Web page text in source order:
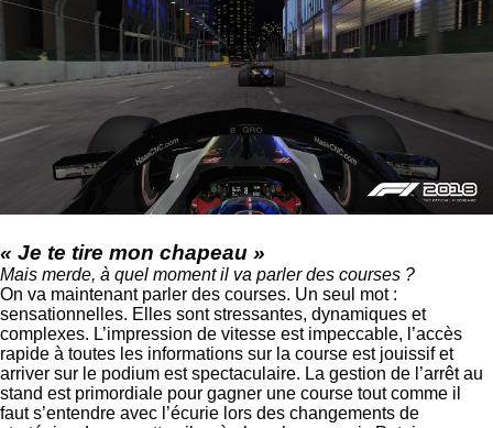
« Je te tire mon chapeau »
Mais merde, à quel moment il va parler des courses ?
On va maintenant parler des courses. Un seul mot :
sensationnelles. Elles sont stressantes, dynamiques et
complexes. L’impression de vitesse est impeccable, l’accès
rapide à toutes les informations sur la course est jouissif et
arriver sur le podium est spectaculaire. La gestion de l’arrêt au
stand est primordiale pour gagner une course tout comme il
faut s’entendre avec l’écurie lors des changements de